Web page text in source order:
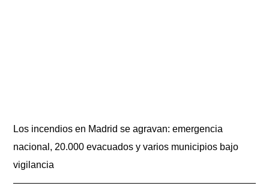
Los incendios en Madrid se agravan: emergencia
nacional, 20.000 evacuados y varios municipios bajo
vigilancia